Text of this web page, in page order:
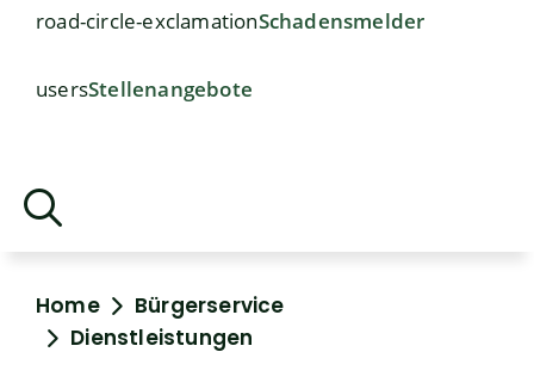
road-circle-exclamationSchadensmelder
usersStellenangebote
Home
Bürgerservice
Dienstleistungen